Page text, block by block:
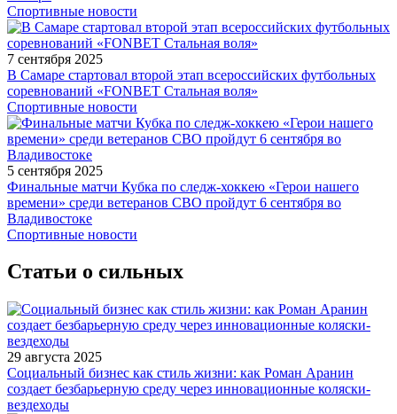
Спортивные новости
7 сентября 2025
В Самаре стартовал второй этап всероссийских футбольных
соревнований «FONBET Стальная воля»
Спортивные новости
5 сентября 2025
Финальные матчи Кубка по следж-хоккею «Герои нашего
времени» среди ветеранов СВО пройдут 6 сентября во
Владивостоке
Спортивные новости
Статьи о сильных
29 августа 2025
Социальный бизнес как стиль жизни: как Роман Аранин
создает безбарьерную среду через инновационные коляски-
вездеходы